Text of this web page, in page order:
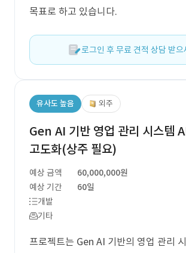
목표로 하고 있습니다.
로그인 후 무료 견적 상담 받으
유사도 높음 외주
Gen AI 기반 영업 관리 시스템
고도화(상주 필요)
예상 금액
60,000,000원
예상 기간
60일
개발
기타
프로젝트는 Gen AI 기반의 영업 관리